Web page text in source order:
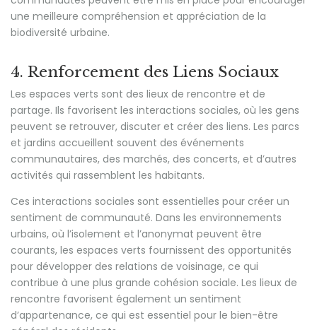
une meilleure compréhension et appréciation de la
biodiversité urbaine.
4. Renforcement des Liens Sociaux
Les espaces verts sont des lieux de rencontre et de
partage. Ils favorisent les interactions sociales, où les gens
peuvent se retrouver, discuter et créer des liens. Les parcs
et jardins accueillent souvent des événements
communautaires, des marchés, des concerts, et d’autres
activités qui rassemblent les habitants.
Ces interactions sociales sont essentielles pour créer un
sentiment de communauté. Dans les environnements
urbains, où l’isolement et l’anonymat peuvent être
courants, les espaces verts fournissent des opportunités
pour développer des relations de voisinage, ce qui
contribue à une plus grande cohésion sociale. Les lieux de
rencontre favorisent également un sentiment
d’appartenance, ce qui est essentiel pour le bien-être